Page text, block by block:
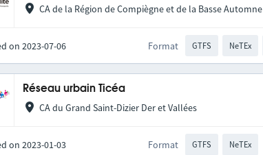
CA de la Région de Compiègne et de la Basse Automne
on 2023-07-06 Format GTFS NeTEx
Réseau urbain Ticéa
CA du Grand Saint-Dizier Der et Vallées
on 2023-01-03 Format GTFS NeTEx